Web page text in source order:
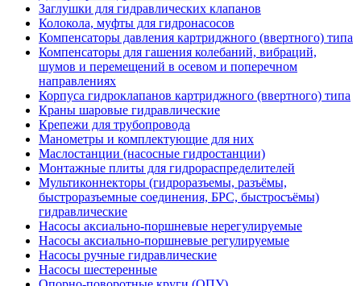
Заглушки для гидравлических клапанов
Колокола, муфты для гидронасосов
Компенсаторы давления картриджного (ввертного) типа
Компенсаторы для гашения колебаний, вибраций,
шумов и перемещений в осевом и поперечном
направлениях
Корпуса гидроклапанов картриджного (ввертного) типа
Краны шаровые гидравлические
Крепежи для трубопровода
Манометры и комплектующие для них
Маслостанции (насосные гидростанции)
Монтажные плиты для гидрораспределителей
Мультиконнекторы (гидроразъемы, разъёмы,
быстроразъемные соединения, БРС, быстросъёмы)
гидравлические
Насосы аксиально-поршневые нерегулируемые
Насосы аксиально-поршневые регулируемые
Насосы ручные гидравлические
Насосы шестеренные